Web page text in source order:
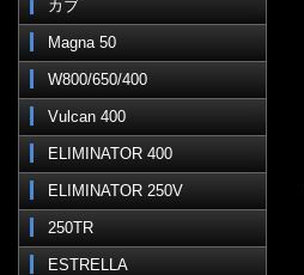
カブ
Magna 50
W800/650/400
Vulcan 400
ELIMINATOR 400
ELIMINATOR 250V
250TR
ESTRELLA